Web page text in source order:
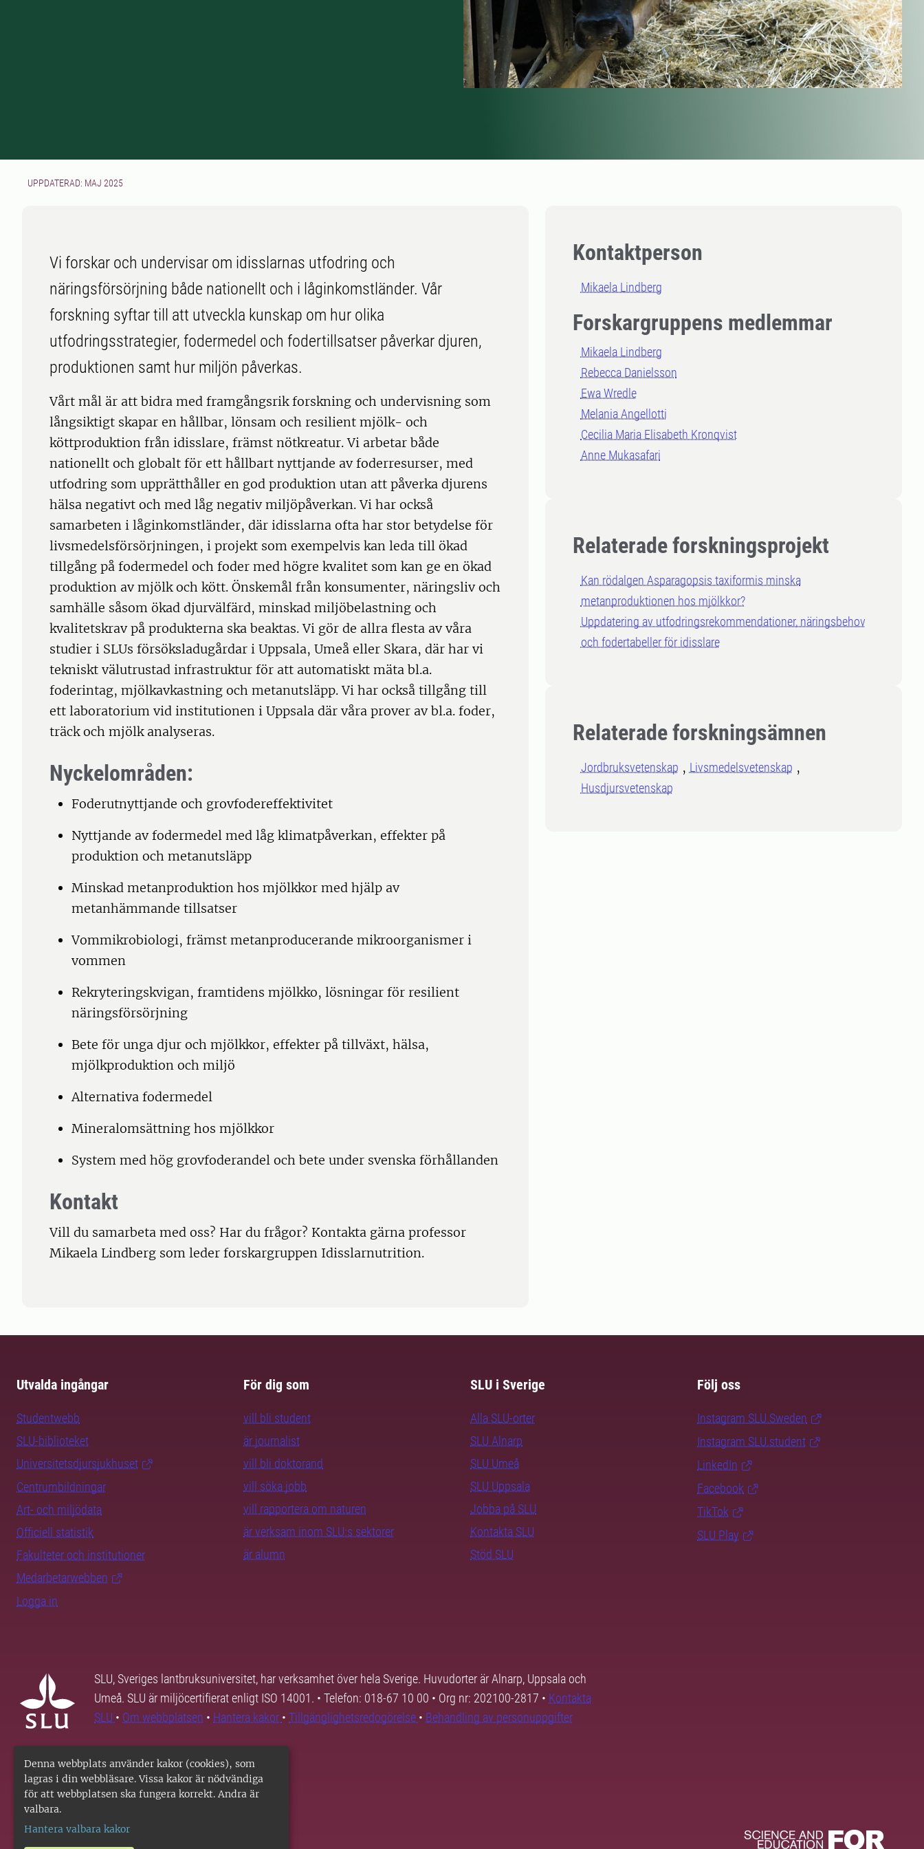
Denna webbplats använder kakor (cookies), som
lagras i din webbläsare. Vissa kakor är nödvändiga
för att webbplatsen ska fungera korrekt. Andra är
valbara.
Hantera valbara kakor
UPPDATERAD: MAJ 2025
Kontaktperson
Mikaela Lindberg
Forskargruppens medlemmar
Mikaela Lindberg
Rebecca Danielsson
Ewa Wredle
Melania Angellotti
Cecilia Maria Elisabeth Kronqvist
Anne Mukasafari
Relaterade forskningsprojekt
Kan rödalgen Asparagopsis taxiformis minska
metanproduktionen hos mjölkkor?
Uppdatering av utfodringsrekommendationer, näringsbehov
och fodertabeller för idisslare
Relaterade forskningsämnen
Jordbruksvetenskap
Livsmedelsvetenskap
Husdjursvetenskap
Vi forskar och undervisar om idisslarnas utfodring och
näringsförsörjning både nationellt och i låginkomstländer. Vår
forskning syftar till att utveckla kunskap om hur olika
utfodringsstrategier, fodermedel och fodertillsatser påverkar djuren,
produktionen samt hur miljön påverkas.
Vårt mål är att bidra med framgångsrik forskning och undervisning som
långsiktigt skapar en hållbar, lönsam och resilient mjölk- och
köttproduktion från idisslare, främst nötkreatur. Vi arbetar både
nationellt och globalt för ett hållbart nyttjande av foderresurser, med
utfodring som upprätthåller en god produktion utan att påverka djurens
hälsa negativt och med låg negativ miljöpåverkan. Vi har också
samarbeten i låginkomstländer, där idisslarna ofta har stor betydelse för
livsmedelsförsörjningen, i projekt som exempelvis kan leda till ökad
tillgång på fodermedel och foder med högre kvalitet som kan ge en ökad
produktion av mjölk och kött. Önskemål från konsumenter, näringsliv och
samhälle såsom ökad djurvälfärd, minskad miljöbelastning och
kvalitetskrav på produkterna ska beaktas. Vi gör de allra flesta av våra
studier i SLUs försöksladugårdar i Uppsala, Umeå eller Skara, där har vi
tekniskt välutrustad infrastruktur för att automatiskt mäta bl.a.
foderintag, mjölkavkastning och metanutsläpp. Vi har också tillgång till
ett laboratorium vid institutionen i Uppsala där våra prover av bl.a. foder,
träck och mjölk analyseras.
Nyckelområden:
Foderutnyttjande och grovfodereffektivitet
Nyttjande av fodermedel med låg klimatpåverkan, effekter på
produktion och metanutsläpp
Minskad metanproduktion hos mjölkkor med hjälp av
metanhämmande tillsatser
Vommikrobiologi, främst metanproducerande mikroorganismer i
vommen
Rekryteringskvigan, framtidens mjölkko, lösningar för resilient
näringsförsörjning
Bete för unga djur och mjölkkor, effekter på tillväxt, hälsa,
mjölkproduktion och miljö
Alternativa fodermedel
Mineralomsättning hos mjölkkor
System med hög grovfoderandel och bete under svenska förhållanden
Kontakt
Vill du samarbeta med oss? Har du frågor? Kontakta gärna professor
Mikaela Lindberg som leder forskargruppen Idisslarnutrition.
Utvalda ingångar
Studentwebb
SLU-biblioteket
Universitetsdjursjukhuset
Centrumbildningar
Art- och miljödata
Officiell statistik
Fakulteter och institutioner
Medarbetarwebben
Logga in
För dig som
vill bli student
är journalist
vill bli doktorand
vill söka jobb
vill rapportera om naturen
är verksam inom SLU:s sektorer
är alumn
SLU i Sverige
Alla SLU-orter
SLU Alnarp
SLU Umeå
SLU Uppsala
Jobba på SLU
Kontakta SLU
Stöd SLU
Följ oss
Instagram SLU.Sweden
Instagram SLU.student
LinkedIn
Facebook
TikTok
SLU Play
SLU, Sveriges lantbruksuniversitet, har verksamhet över hela Sverige. Huvudorter är Alnarp, Uppsala och
Umeå. SLU är miljöcertifierat enligt ISO 14001. • Telefon: 018-67 10 00 • Org nr: 202100-2817 • Kontakta
SLU • Om webbplatsen • Hantera kakor • Tillgänglighetsredogörelse • Behandling av personuppgifter